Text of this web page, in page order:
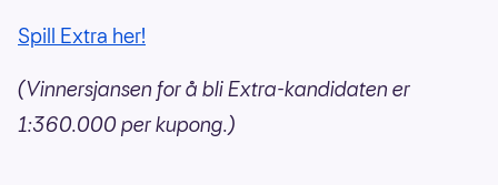
Spill Extra her!
(Vinnersjansen for å bli Extra-kandidaten er
1:360.000 per kupong.)